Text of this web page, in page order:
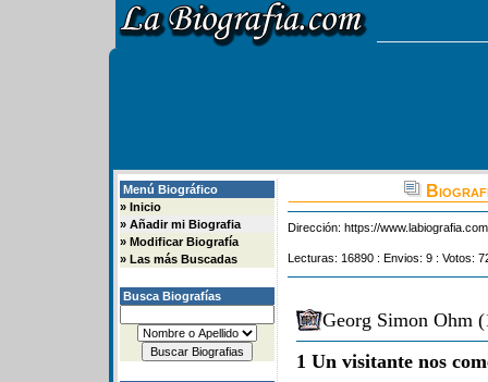
Menú Biográfico
» Inicio
» Añadir mi Biografia
» Modificar Biografía
» Las más Buscadas
Busca Biografías
Dirección: https://
Lecturas: 16890 : Envios: 9 : Votos:
Georg Simon Ohm
1 Un visitante nos